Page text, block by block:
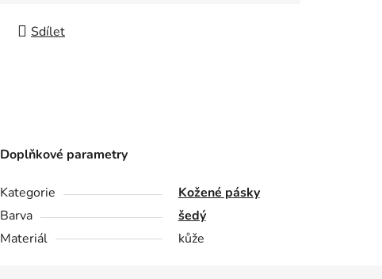
Sdílet
Doplňkové parametry
Kategorie
Kožené pásky
Barva
šedý
Materiál
kůže